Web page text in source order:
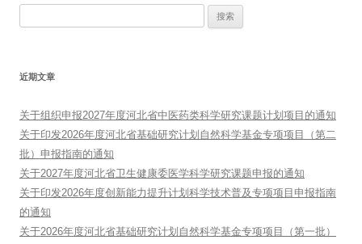
近期文章
关于组织申报2027年度河北省中医药类科学研究课题计划项目的通知
关于印发2026年度河北省基础研究计划自然科学基金专项项目（第二
批）申报指南的通知
关于2027年度河北省卫生健康委医学科学研究课题申报的通知
关于印发2026年度创新能力提升计划科学技术普及专项项目申报指南
的通知
关于2026年度河北省基础研究计划自然科学基金专项项目（第一批）